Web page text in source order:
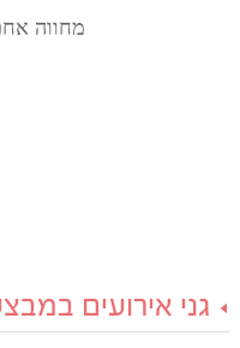
מחווה
גני אירועים